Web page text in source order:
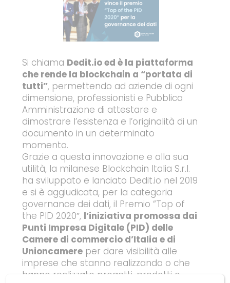
Si chiama Dedit.io ed è la piattaforma
che rende la blockchain a “portata di
tutti”, permettendo ad aziende di ogni
dimensione, professionisti e Pubblica
Amministrazione di attestare e
dimostrare l’esistenza e l’originalità di un
documento in un determinato
momento.
Grazie a questa innovazione e alla sua
utilità, la milanese Blockchain Italia S.r.l.
ha sviluppato e lanciato Dedit.io nel 2019
e si è aggiudicata, per la categoria
governance dei dati, il Premio “Top of
the PID 2020″, l’iniziativa promossa dai
Punti Impresa Digitale (PID) delle
Camere di commercio d’Italia e di
Unioncamere per dare visibilità alle
imprese che stanno realizzando o che
hanno realizzato progetti, prodotti o